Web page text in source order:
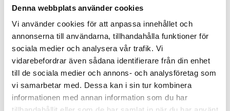
Denna webbplats använder cookies
Vi använder cookies för att anpassa innehållet och
annonserna till användarna, tillhandahålla funktioner för
sociala medier och analysera vår trafik. Vi
vidarebefordrar även sådana identifierare från din enhet
till de sociala medier och annons- och analysföretag som
vi samarbetar med. Dessa kan i sin tur kombinera
informationen med annan information som du har
4 juni 2026
Polisregionen erkänner fel: ”Kommer
att rättas till”